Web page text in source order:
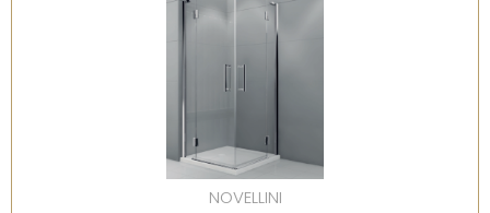
NOVELLINI